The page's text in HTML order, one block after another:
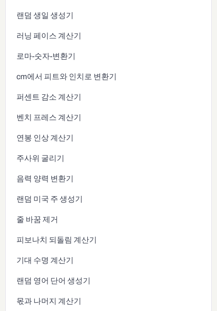
랜덤 생일 생성기
러닝 페이스 계산기
로마-숫자-변환기
cm에서 피트와 인치로 변환기
퍼센트 감소 계산기
벤치 프레스 계산기
연봉 인상 계산기
주사위 굴리기
음력 양력 변환기
랜덤 미국 주 생성기
줄 바꿈 제거
피보나치 되돌림 계산기
기대 수명 계산기
랜덤 영어 단어 생성기
몫과 나머지 계산기